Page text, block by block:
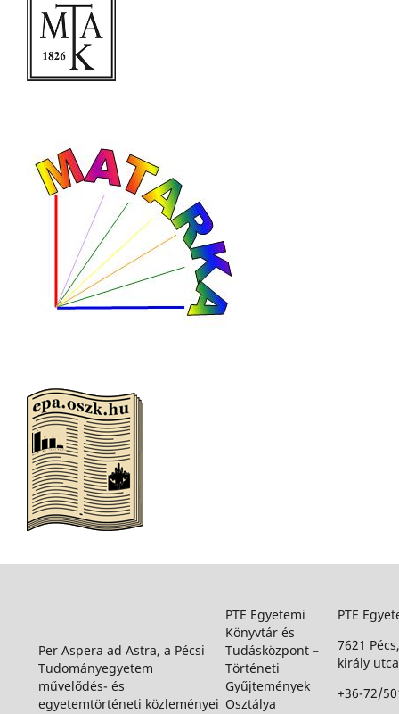
Per Aspera ad Astra, a Pécsi
Tudományegyetem
művelődés- és
egyetemtörténeti közleményei
PTE Egyetemi
Könyvtár és
Tudásközpont –
Történeti
Gyűjtemények
Osztálya
PTE
7621
király
+36-72/